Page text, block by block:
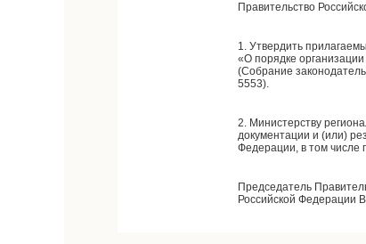
Правительство
1. Утвердить
«О порядке
(Собрание
5553).
2. Министерству
документации и (или)
Федерации, в том числе
Председатель
Российской Федерации